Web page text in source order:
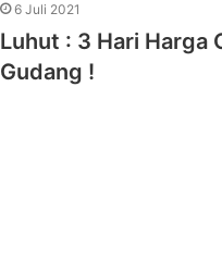
6 Juli 2021
Luhut : 3 Hari Harga
Gudang !